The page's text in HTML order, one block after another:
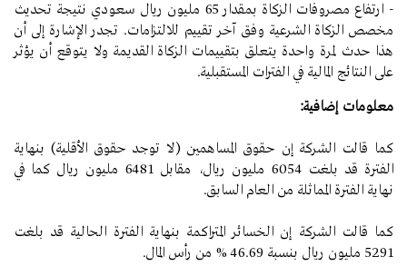
- ارتفاع مصروفات الزكاة بمقدار 65 مليون ريال سعودي نتيجة تحديث
مخصص الزكاة الشرعية وفق آخر تقييم للالتزامات. تجدر الإشارة إلى أن
هذا حدث لمرة واحدة يتعلق بتقييمات الزكاة القديمة ولا يتوقع أن يؤثر
على النتائج المالية في الفترات المستقبلية.
معلومات إضافية:
كما قالت الشركة إن حقوق المساهمين (لا توجد حقوق الأقلية) بنهاية
الفترة قد بلغت 6054 مليون ريال، مقابل 6481 مليون ريال كما في
نهاية الفترة المماثلة من العام السابق.
كما قالت الشركة إن الخسائر المتراكمة بنهاية الفترة الحالية قد بلغت
5291 مليون ريال بنسبة 46.69 % من رأس المال.